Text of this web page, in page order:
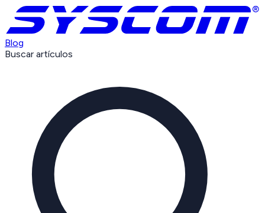
Blog
Buscar artículos